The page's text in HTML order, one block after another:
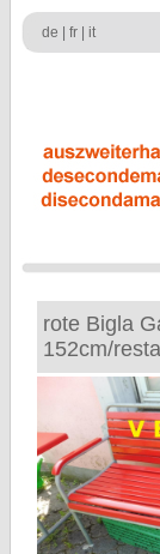
de fr it
rote Bigla
152cm/